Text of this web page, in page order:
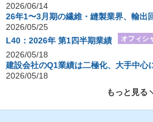
2026/06/14
26年1〜3月期の繊維・縫製業界、輸出
2026/05/25
L40：2026年 第1四半期業績
オフィシ
2026/05/18
建設会社のQ1業績は二極化、大手中心
2026/05/18
もっと見る